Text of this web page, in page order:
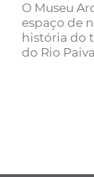
O Museu
espaço de
história do
do Rio